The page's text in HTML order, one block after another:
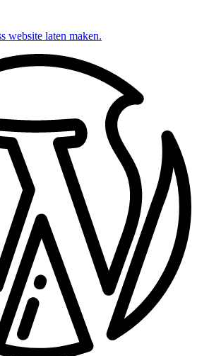
website laten maken.